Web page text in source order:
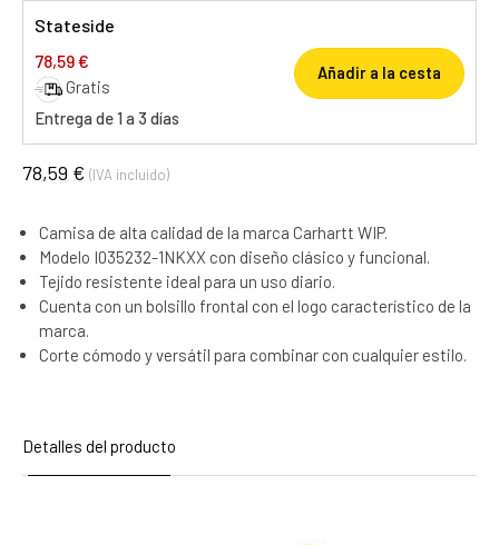
Stateside
78,59 €
Gratis
Entrega de 1 a 3 días
Añadir a la cesta
78,59 € (IVA incluido)
Camisa de alta calidad de la marca Carhartt WIP.
Modelo I035232-1NKXX con diseño clásico y funcional.
Tejido resistente ideal para un uso diario.
Cuenta con un bolsillo frontal con el logo característico de la
marca.
Corte cómodo y versátil para combinar con cualquier estilo.
Detalles del producto